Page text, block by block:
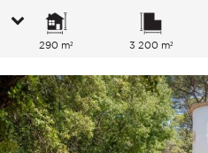
290 m² 3 200 m²